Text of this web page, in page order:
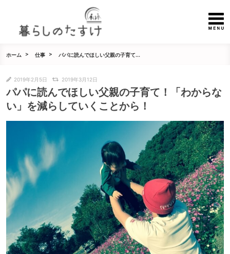
ホーム 仕事 パパに読んでほしい父親の子育て...
2019年2月5日 2019年3月12日
パパに読んでほしい父親の子育て！「わからな
い」を減らしていくことから！